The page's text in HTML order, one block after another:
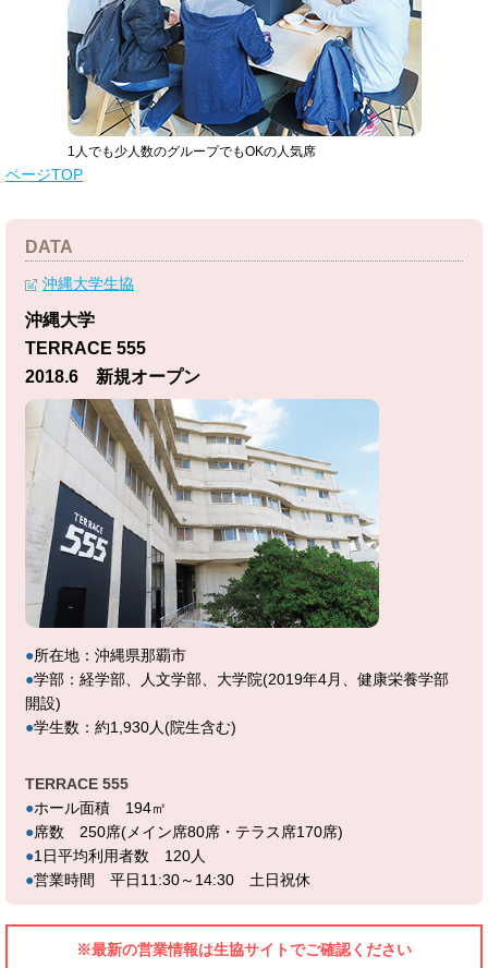
1人でも少人数のグループでもOKの人気席
ページTOP
DATA
沖縄大学生協
沖縄大学
TERRACE 555
2018.6 新規オープン
●所在地：沖縄県那覇市
●学部：経学部、人文学部、大学院(2019年4月、健康栄養学部
開設)
●学生数：約1,930人(院生含む)
TERRACE 555
●ホール面積 194㎡
●席数 250席(メイン席80席・テラス席170席)
●1日平均利用者数 120人
●営業時間 平日11:30～14:30 土日祝休
※最新の営業情報は生協サイトでご確認ください